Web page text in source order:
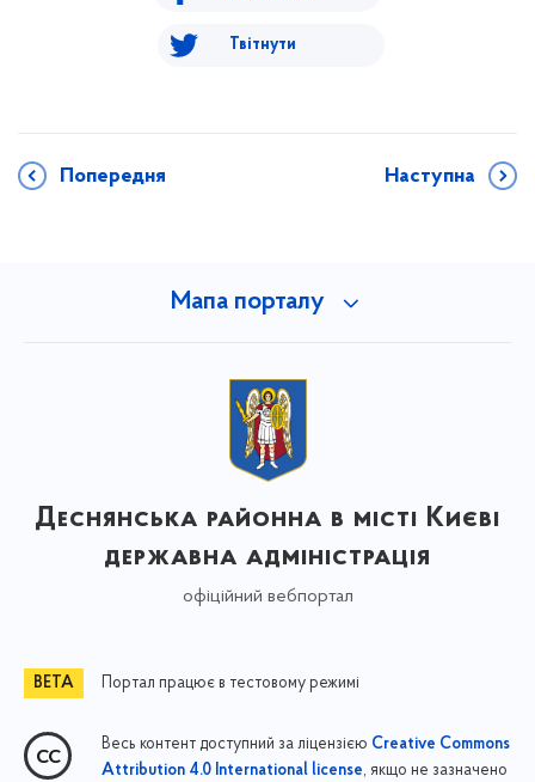
Твітнути
Попередня Наступна
Мапа порталу
Деснянська районна в місті Києві
державна адміністрація
офіційний вебпортал
Портал працює в тестовому режимі
Весь контент доступний за ліцензією Creative Commons
Attribution 4.0 International license, якщо не зазначено